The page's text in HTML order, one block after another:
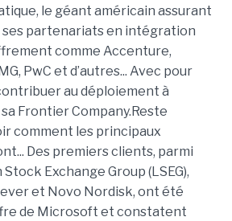
le géant américain assurant
ses partenariats en intégration
comme Accenture,
PwC et d’autres... Avec pour
au déploiement à
Frontier Company.Reste
comment les principaux
Des premiers clients, parmi
Exchange Group (LSEG),
et Novo Nordisk, ont été
de Microsoft et constatent